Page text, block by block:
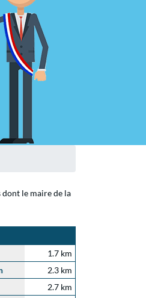
le maire de la
1.7 km
2.3 km
2.7 km